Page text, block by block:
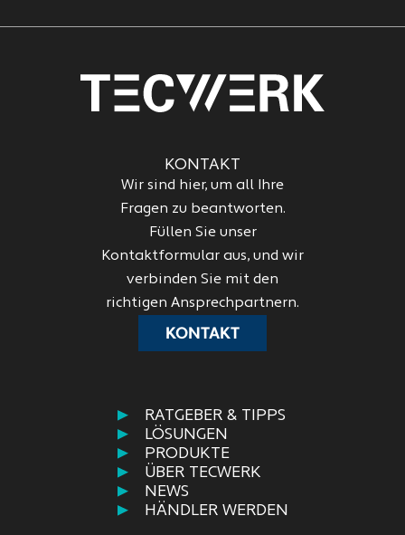
RATGEBER & TIPPS
LÖSUNGEN
PRODUKTE
ÜBER TECWERK
NEWS
HÄNDLER WERDEN
KONTAKT
Wir sind hier, um all Ihre
Fragen zu beantworten.
Füllen Sie unser
Kontaktformular aus, und wir
verbinden Sie mit den
richtigen Ansprechpartnern.
KONTAKT